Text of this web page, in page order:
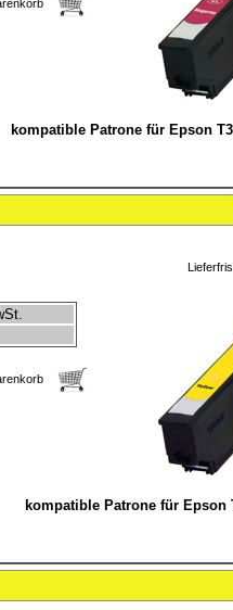
kompatible Patrone für Epson
kompatible Patrone für Epson